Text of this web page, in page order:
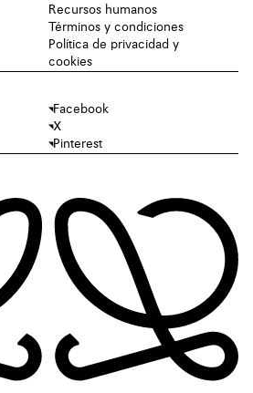
Recursos humanos
Términos y condiciones
Política de privacidad y
cookies
Facebook
X
Pinterest